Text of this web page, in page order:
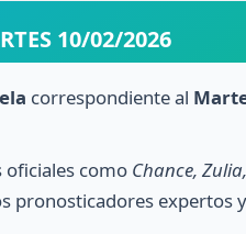
10/02/2026
correspondiente al
oficiales como Chance, Zulia,
pronosticadores expertos